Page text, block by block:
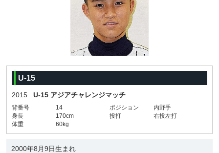
U-15
2015 U-15 アジアチャレンジマッチ
背番号 14 ポジション
内野手
身長
170cm 投打
右投左打
体重
60kg
2000年8月9日生まれ